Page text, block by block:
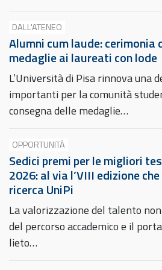
DALL'ATENEO
Alumni cum laude: cerimonia
medaglie ai laureati con lode
L’Università di Pisa rinnova una
importanti per la comunità
consegna delle medaglie…
OPPORTUNITÀ
Sedici premi per le migliori
2026: al via l’VIII edizione
ricerca UniPi
La valorizzazione del talento
del percorso accademico e il
lieto…